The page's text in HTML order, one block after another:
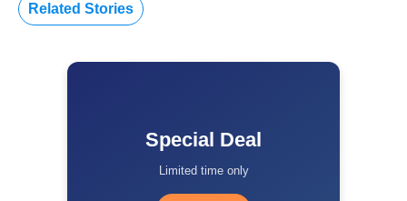
Related Stories
Special Deal
Limited time only